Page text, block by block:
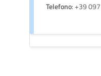
Telefono: +39